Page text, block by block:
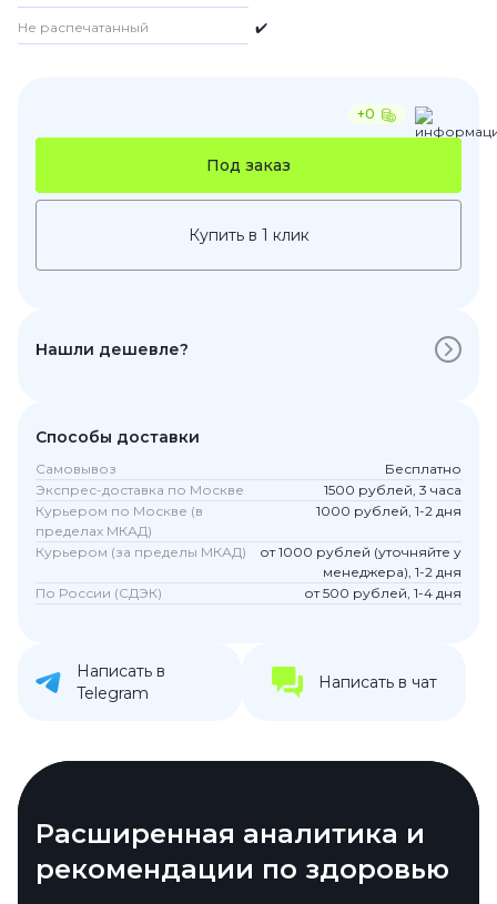
Не распечатанный ✔️
+0
Под заказ
Купить в 1 клик
Нашли дешевле?
Способы доставки
Самовывоз
Бесплатно
Экспрес-доставка по Москве
1500 рублей, 3 часа
Курьером по Москве (в
пределах МКАД)
1000 рублей, 1-2 дня
Курьером (за пределы МКАД)
от 1000 рублей (уточняйте у
менеджера), 1-2 дня
По России (СДЭК)
от 500 рублей, 1-4 дня
Написать в
Telegram
Написать в чат
Продвинутый дизайн и
комфорт
Расширенная аналитика и
рекомендации по здоровью
Инновационная функция
«Радар симптомов»
Интеграция с приложением
Natural Cycles для женского
Расширенный мониторинг
сна и здоровья